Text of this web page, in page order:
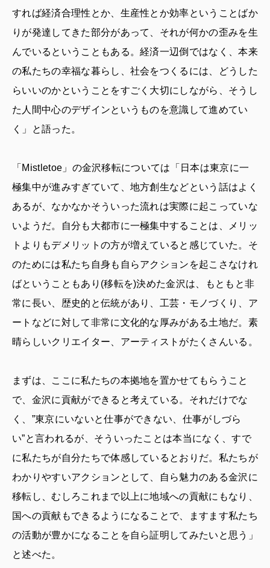
すれば経済合理性とか、生産性とか効率ということばか
りが発達してきた部分があって、それが何かの歪みを生
んでいるということもある。経済一辺倒ではなく、本来
の私たちの幸福な暮らし、社会をつくるには、どうした
らいいのかということをすごく大切にしながら、そうし
た人間中心のデザインというものを意識して進めてい
く」と語った。
「Mistletoe」の金沢移転については「日本は東京に一
極集中が進みすぎていて、地方創生などという話はよく
あるが、なかなかそういった流れは実際に起こっていな
いようだ。自分も大都市に一極集中することは、メリッ
トよりもデメリットの方が増えていると感じていた。そ
のためには私たち自身も自らアクションを起こさなけれ
ばということもあり(移転を)決めた金沢は、もともと非
常に長い、歴史的と伝統があり、工芸・モノづくり、ア
ートなどに対して非常に文化的な厚みがある土地だ。素
晴らしいクリエイター、アーティストがたくさんいる。
まずは、ここに私たちの本拠地を置かせてもらうこと
で、金沢に貢献ができると考えている。それだけでな
く、”東京にいないと仕事ができない、仕事がしづら
い”と言われるが、そういったことは本当になく、すで
に私たちが自分たちで体感しているとおりだ。私たちが
わかりやすいアクションとして、自ら魅力のある金沢に
移転し、むしろこれまで以上に地域への貢献にもなり、
国への貢献もできるようになることで、ますます私たち
の活動が豊かになることを自ら証明してみたいと思う」
と述べた。